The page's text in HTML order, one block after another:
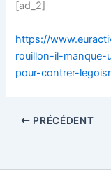
[ad_2]
https://
rouillon-il-manque-
pour-contrer-
PRÉCÉDENT